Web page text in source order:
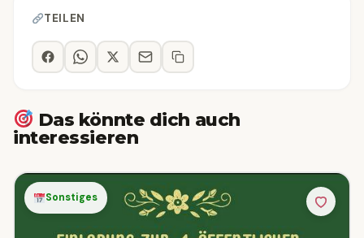
TEILEN
Das könnte dich auch
interessieren
Sonstiges